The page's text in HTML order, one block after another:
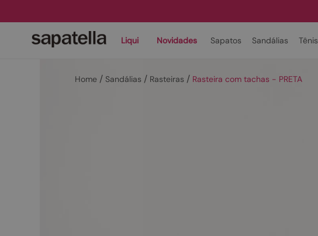
Liqui Novidades Sapatos Sandálias Tênis
Sandálias Rasteiras Rasteira com tachas - PRETA